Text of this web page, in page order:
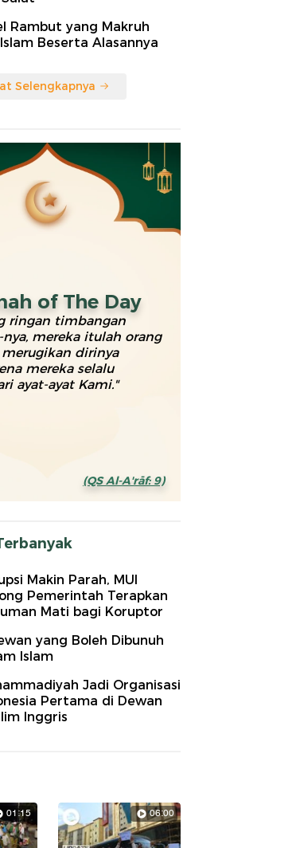
Rambut yang Makruh
Beserta Alasannya
Selengkapnya
of The Day
ringan timbangan
mereka itulah orang
dirinya
mereka selalu
ayat-ayat Kami."
(QS Al-A'rāf: 9)
Makin Parah, MUI
Pemerintah Terapkan
Mati bagi Koruptor
yang Boleh Dibunuh
Islam
Jadi Organisasi
Pertama di Dewan
Inggris
01:15 06:00